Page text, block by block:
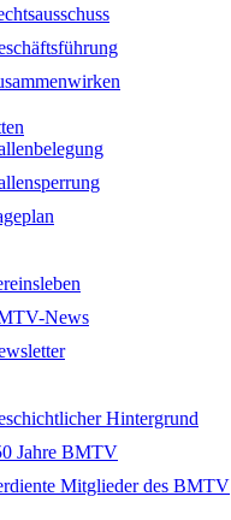
News
Hintergrund
Jahre BMTV
Mitglieder des BMTV